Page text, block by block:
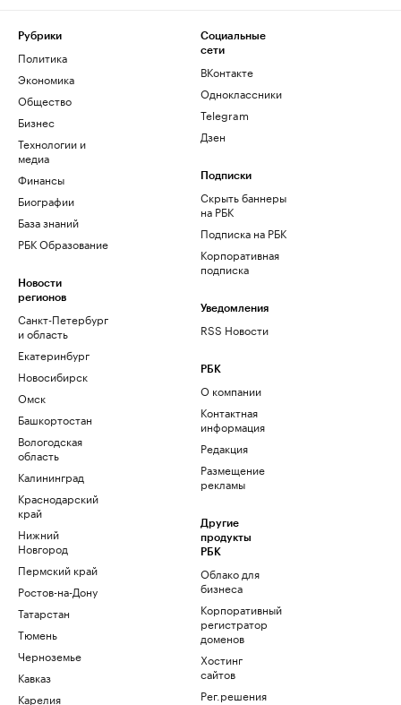
Рубрики
Политика
Экономика
Общество
Бизнес
Технологии и
медиа
Финансы
Биографии
База знаний
РБК Образование
Новости
регионов
Санкт-Петербург
и область
Екатеринбург
Новосибирск
Омск
Башкортостан
Вологодская
область
Калининград
Краснодарский
край
Нижний
Новгород
Пермский край
Ростов-на-Дону
Татарстан
Тюмень
Черноземье
Кавказ
Карелия
Социальные
сети
ВКонтакте
Одноклассники
Telegram
Дзен
Подписки
Скрыть баннеры
на РБК
Подписка на РБК
Корпоративная
подписка
Уведомления
RSS Новости
РБК
О компании
Контактная
информация
Редакция
Размещение
рекламы
Другие
продукты
РБК
Облако для
бизнеса
Корпоративный
регистратор
доменов
Хостинг
сайтов
Рег.решения